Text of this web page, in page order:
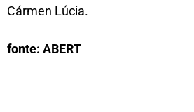
Cármen Lúcia.
fonte: ABERT